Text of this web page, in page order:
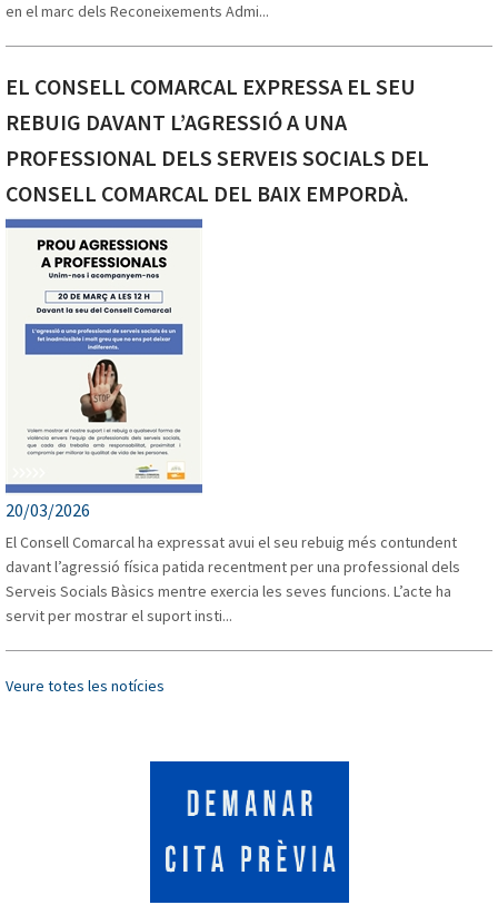
ESPONELLÀ
FONTCOBERTA
PALOL DE REVARDIT
en el marc dels Reconeixements Admi...
EL CONSELL COMARCAL EXPRESSA EL SEU
REBUIG DAVANT L’AGRESSIÓ A UNA
PROFESSIONAL DELS SERVEIS SOCIALS DEL
CONSELL COMARCAL DEL BAIX EMPORDÀ.
20/03/2026
El Consell Comarcal ha expressat avui el seu rebuig més contundent
davant l’agressió física patida recentment per una professional dels
Serveis Socials Bàsics mentre exercia les seves funcions. L’acte ha
servit per mostrar el suport insti...
Veure totes les notícies